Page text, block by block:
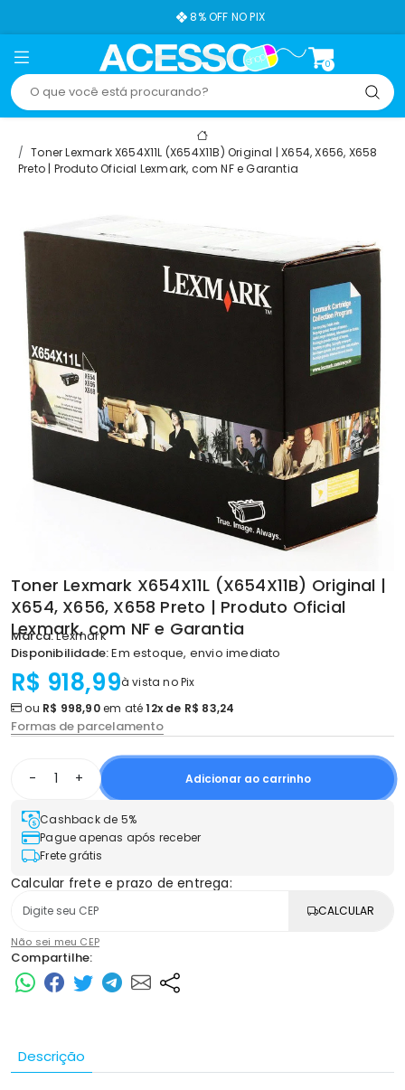
8% OFF NO PIX
0
Toner Lexmark X654X11L (X654X11B) Original | X654, X656, X658
Preto | Produto Oficial Lexmark, com NF e Garantia
Toner Lexmark X654X11L (X654X11B) Original |
X654, X656, X658 Preto | Produto Oficial
Lexmark, com NF e Garantia
Marca:Lexmark
Disponibilidade:Em estoque, envio imediato
R$ 918,99à vista no Pix
ou R$ 998,90em até12x de R$ 83,24
Formas de parcelamento
- + Adicionar ao carrinho
Cashback de 5%
Pague apenas após receber
Frete grátis
Calcular frete e prazo de entrega:
CALCULAR
Não sei meu CEP
Compartilhe:
Descrição